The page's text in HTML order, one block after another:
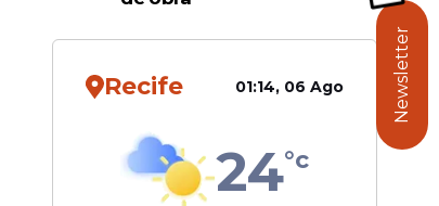
Recife 01:14, 06 Ago
24°c
Newsletter